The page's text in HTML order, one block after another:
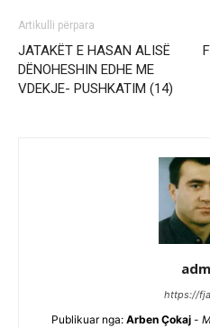
Artikulli përpara
JATAKËT E HASAN ALISË
DËNOHESHIN EDHE ME
VDEKJE- PUSHKATIM (14)
https://
Publikuar nga: Arben Çokaj -